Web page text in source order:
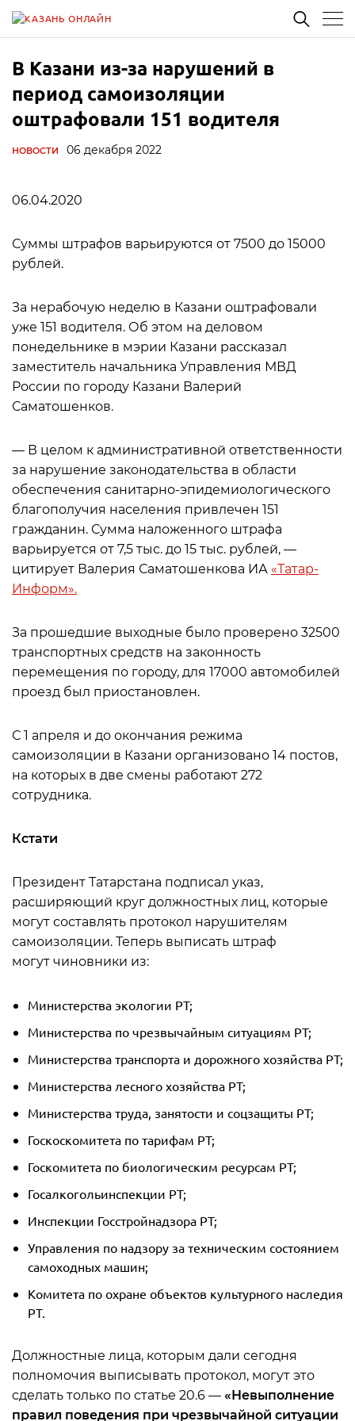
В Казани из-за нарушений в
период самоизоляции
оштрафовали 151 водителя
НОВОСТИ 06 декабря 2022
06.04.2020
Суммы штрафов варьируются от 7500 до 15000
рублей.
За нерабочую неделю в Казани оштрафовали
уже 151 водителя. Об этом на деловом
понедельнике в мэрии Казани рассказал
заместитель начальника Управления МВД
России по городу Казани Валерий
Саматошенков.
— В целом к административной ответственности
за нарушение законодательства в области
обеспечения санитарно-эпидемиологического
благополучия населения привлечен 151
гражданин. Сумма наложенного штрафа
варьируется от 7,5 тыс. до 15 тыс. рублей, —
цитирует Валерия Саматошенкова ИА «Татар-
Информ».
За прошедшие выходные было проверено 32500
транспортных средств на законность
перемещения по городу, для 17000 автомобилей
проезд был приостановлен.
С 1 апреля и до окончания режима
самоизоляции в Казани организовано 14 постов,
на которых в две смены работают 272
сотрудника.
Кстати
Президент Татарстана подписал указ,
расширяющий круг должностных лиц, которые
могут составлять протокол нарушителям
самоизоляции. Теперь выписать штраф
могут чиновники из:
Министерства экологии РТ;
Министерства по чрезвычайным ситуациям РТ;
Министерства транспорта и дорожного хозяйства РТ;
Министерства лесного хозяйства РТ;
Министерства труда, занятости и соцзащиты РТ;
Госкоскомитета по тарифам РТ;
Госкомитета по биологическим ресурсам РТ;
Госалкогольинспекции РТ;
Инспекции Госстройнадзора РТ;
Управления по надзору за техническим состоянием
самоходных машин;
Комитета по охране объектов культурного наследия
РТ.
Должностные лица, которым дали сегодня
полномочия выписывать протокол, могут это
сделать только по статье 20.6 — «Невыполнение
правил поведения при чрезвычайной ситуации